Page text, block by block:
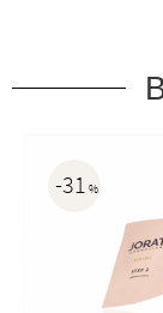
31 %